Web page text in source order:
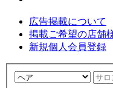
広告掲載について
掲載ご希望の店舗
新規個人会員登録